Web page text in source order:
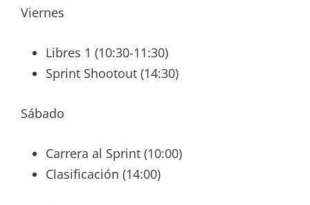
Viernes
Libres 1 (10:30-11:30)
Sprint Shootout (14:30)
Sábado
Carrera al Sprint (10:00)
Clasificación (14:00)